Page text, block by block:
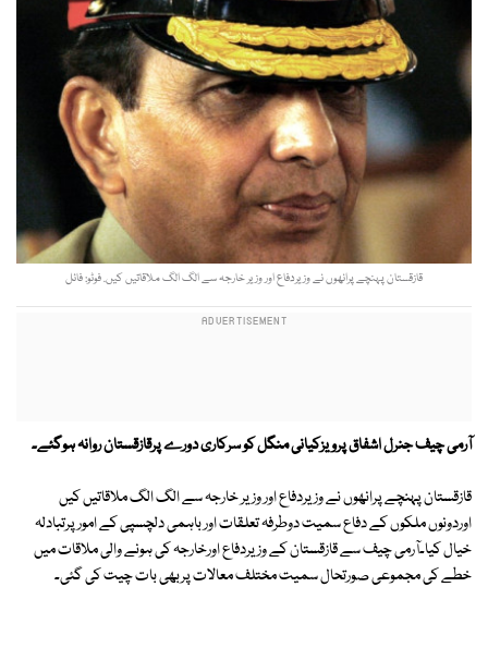
قازقستان پہنچے پرانھوں نے وزیردفاع اور وزیر خارجہ سے الگ الگ ملاقاتیں کیں. فوٹو: فائل
آرمی چیف جنرل اشفاق پرویزکیانی منگل کو سرکاری دورے پرقازقستان روانہ ہوگئے۔
قازقستان پہنچے پرانھوں نے وزیردفاع اور وزیر خارجہ سے الگ الگ ملاقاتیں کیں
اوردونوں ملکوں کے دفاع سمیت دوطرفہ تعلقات اور باہمی دلچسپی کے امور پرتبادلہ
خیال کیا۔آرمی چیف سے قازقستان کے وزیردفاع اورخارجہ کی ہونے والی ملاقات میں
خطے کی مجموعی صورتحال سمیت مختلف معالات پربھی بات چیت کی گئی۔